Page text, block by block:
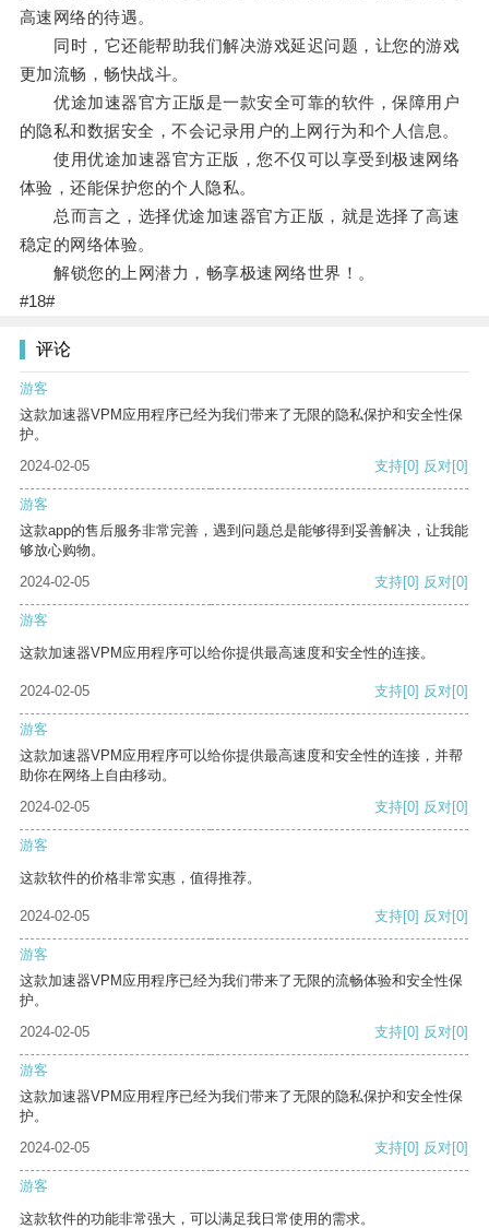
高速网络的待遇。
同时，它还能帮助我们解决游戏延迟问题，让您的游戏
更加流畅，畅快战斗。
优途加速器官方正版是一款安全可靠的软件，保障用户
的隐私和数据安全，不会记录用户的上网行为和个人信息。
使用优途加速器官方正版，您不仅可以享受到极速网络
体验，还能保护您的个人隐私。
总而言之，选择优途加速器官方正版，就是选择了高速
稳定的网络体验。
解锁您的上网潜力，畅享极速网络世界！。
#18#
评论
游客
这款加速器VPM应用程序已经为我们带来了无限的隐私保护和安全性保
护。
2024-02-05
支持[0] 反对[0]
游客
这款app的售后服务非常完善，遇到问题总是能够得到妥善解决，让我能
够放心购物。
2024-02-05
支持[0] 反对[0]
游客
这款加速器VPM应用程序可以给你提供最高速度和安全性的连接。
2024-02-05 支持[0] 反对[0]
游客
这款加速器VPM应用程序可以给你提供最高速度和安全性的连接，并帮
助你在网络上自由移动。
2024-02-05
支持[0] 反对[0]
游客
这款软件的价格非常实惠，值得推荐。
2024-02-05 支持[0] 反对[0]
游客
这款加速器VPM应用程序已经为我们带来了无限的流畅体验和安全性保
护。
2024-02-05
支持[0] 反对[0]
游客
这款加速器VPM应用程序已经为我们带来了无限的隐私保护和安全性保
护。
2024-02-05
支持[0] 反对[0]
游客
这款软件的功能非常强大，可以满足我日常使用的需求。